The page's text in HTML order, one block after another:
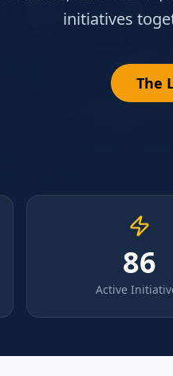
initiatives
The
86
Active